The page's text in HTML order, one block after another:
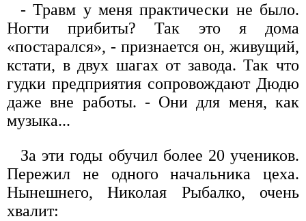
- Травм у меня практически не было.
Ногти прибиты? Так это я дома
«постарался», - признается он, живущий,
кстати, в двух шагах от завода. Так что
гудки предприятия сопровождают Дюдю
даже вне работы. - Они для меня, как
музыка...
За эти годы обучил более 20 учеников.
Пережил не одного начальника цеха.
Нынешнего, Николая Рыбалко, очень
хвалит: